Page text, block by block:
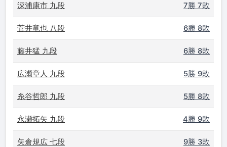
深浦康市 九段 7勝 7敗
菅井竜也 八段 6勝 8敗
藤井猛 九段 6勝 8敗
広瀬章人 九段 5勝 9敗
糸谷哲郎 九段 5勝 8敗
永瀬拓矢 九段 4勝 9敗
矢倉規広 七段 9勝 3敗